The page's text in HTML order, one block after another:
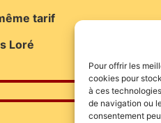
Pour offrir les
cookies pour
à ces
de navigation ou
consentement
tarif
Loré